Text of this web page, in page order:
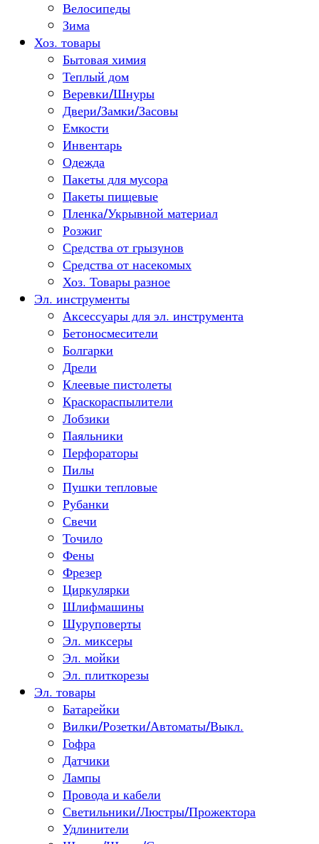
Велосипеды
Зима
Хоз. товары
Бытовая химия
Теплый дом
Веревки/Шнуры
Двери/Замки/Засовы
Емкости
Инвентарь
Одежда
Пакеты для мусора
Пакеты пищевые
Пленка/Укрывной материал
Розжиг
Средства от грызунов
Средства от насекомых
Хоз. Товары разное
Эл. инструменты
Аксессуары для эл. инструмента
Бетоносмесители
Болгарки
Дрели
Клеевые пистолеты
Краскораспылители
Лобзики
Паяльники
Перфораторы
Пилы
Пушки тепловые
Рубанки
Свечи
Точило
Фены
Фрезер
Циркулярки
Шлифмашины
Шуруповерты
Эл. миксеры
Эл. мойки
Эл. плиткорезы
Эл. товары
Батарейки
Вилки/Розетки/Автоматы/Выкл.
Гофра
Датчики
Лампы
Провода и кабели
Светильники/Люстры/Прожектора
Удлинители